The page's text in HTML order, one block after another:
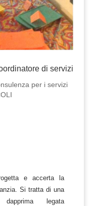
di servizi
per i servizi
e accerta la
Si tratta di una
legata